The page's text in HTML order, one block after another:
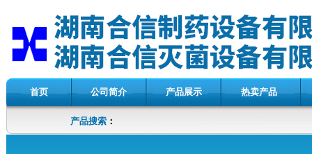
首页 公司简介 产品展示 热卖产品
产品搜索 ：